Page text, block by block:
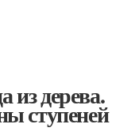
дерева.
ступеней